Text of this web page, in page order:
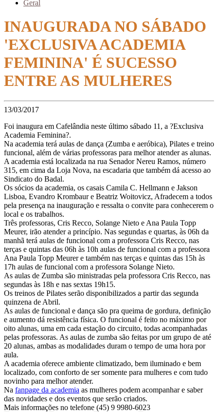
Geral
INAUGURADA NO SÁBADO
'EXCLUSIVA ACADEMIA
FEMININA' É SUCESSO
ENTRE AS MULHERES
13/03/2017
Foi inaugura em Cafelândia neste último sábado 11, a ?Exclusiva
Academia Feminina?.
Na academia terá aulas de dança (Zumba e aeróbica), Pilates e treino
funcional, além de várias professoras para melhor atender as alunas.
A academia está localizada na rua Senador Nereu Ramos, número
315, em cima da Loja Nova, na escadaria que também dá acesso ao
Sindicato do Badal.
Os sócios da academia, os casais Camila C. Hellmann e Jakson
Lisboa, Evandro Krombaur e Beatriz Woitovicz, Afradecem a todos
pela presença na inauguração e ressalta o convite para conhecerem o
local e os trabalhos.
Três professoras, Cris Recco, Solange Nieto e Ana Paula Topp
Meurer, irão atender a princípio. Nas segundas e quartas, às 06h da
manhã terá aulas de funcional com a professora Cris Recco, nas
terças e quintas das 06h às 10h aulas de funcional com a professora
Ana Paula Topp Meurer e também nas terças e quintas das 15h às
17h aulas de funcional com a professora Solange Nieto.
As aulas de Zumba são ministradas pela professora Cris Recco, nas
segundas às 18h e nas sextas 19h15.
Os treinos de Pilates serão disponibilizados a partir das segunda
quinzena de Abril.
As aulas de funcional e dança são pra queima de gordura, definição
e aumento dá resistência física. O funcional é feito no máximo por
oito alunas, uma em cada estação do circuito, todas acompanhadas
pelas professoras. As aulas de zumba são feitas por um grupo de até
20 alunas, ambas as modalidades duram o tempo de uma hora por
aula.
A academia oferece ambiente climatizado, bem iluminado e bem
localizado, com conforto de ser somente para mulheres e com tudo
novinho para melhor atender.
Na fanpage da academia as mulheres podem acompanhar e saber
das novidades e dos eventos que serão criados.
Mais informações no telefone (45) 9 9980-6023